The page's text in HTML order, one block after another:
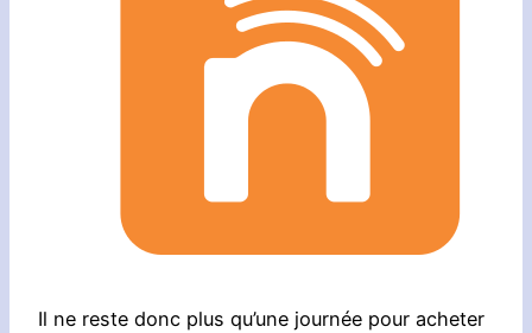
Il ne reste donc plus qu’une journée pour acheter